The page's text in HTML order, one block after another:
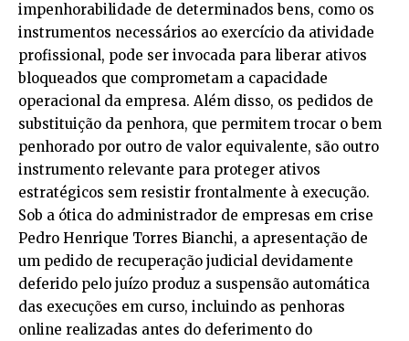
impenhorabilidade de determinados bens, como os
instrumentos necessários ao exercício da atividade
profissional, pode ser invocada para liberar ativos
bloqueados que comprometam a capacidade
operacional da empresa. Além disso, os pedidos de
substituição da penhora, que permitem trocar o bem
penhorado por outro de valor equivalente, são outro
instrumento relevante para proteger ativos
estratégicos sem resistir frontalmente à execução.
Sob a ótica do administrador de empresas em crise
Pedro Henrique Torres Bianchi, a apresentação de
um pedido de recuperação judicial devidamente
deferido pelo juízo produz a suspensão automática
das execuções em curso, incluindo as penhoras
online realizadas antes do deferimento do